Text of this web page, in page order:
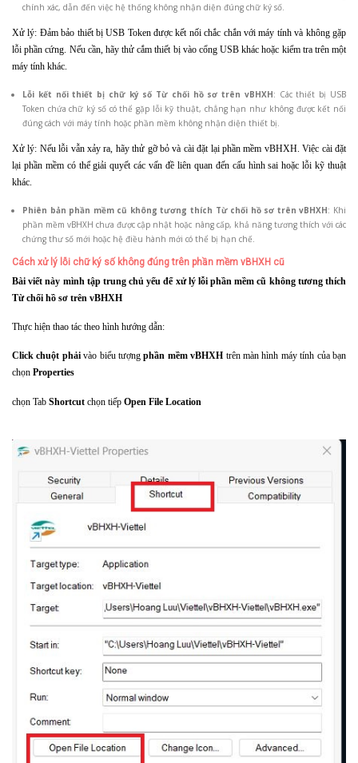
chính xác, dẫn đến việc hệ thống không nhận diện đúng chữ ký số.
Xử lý: Đảm bảo thiết bị USB Token được kết nối chắc chắn với máy tính và không gặp
lỗi phần cứng. Nếu cần, hãy thử cắm thiết bị vào cổng USB khác hoặc kiểm tra trên một
máy tính khác.
Lỗi kết nối thiết bị chữ ký số Từ chối hồ sơ trên vBHXH: Các thiết bị USB
Token chứa chữ ký số có thể gặp lỗi kỹ thuật, chẳng hạn như không được kết nối
đúng cách với máy tính hoặc phần mềm không nhận diện thiết bị.
Xử lý: Nếu lỗi vẫn xảy ra, hãy thử gỡ bỏ và cài đặt lại phần mềm vBHXH. Việc cài đặt
lại phần mềm có thể giải quyết các vấn đề liên quan đến cấu hình sai hoặc lỗi kỹ thuật
khác.
Phiên bản phần mềm cũ không tương thích Từ chối hồ sơ trên vBHXH: Khi
phần mềm vBHXH chưa được cập nhật hoặc nâng cấp, khả năng tương thích với các
chứng thư số mới hoặc hệ điều hành mới có thể bị hạn chế.
Cách xử lý lỗi chữ ký số không đúng trên phần mềm vBHXH cũ
Bài viết này mình tập trung chủ yếu để xử lý lỗi phần mềm cũ không tương thích
Từ chối hồ sơ trên vBHXH
Thực hiện thao tác theo hình hướng dẫn:
Click chuột phảivào biểu tượngphần mềm vBHXH trên màn hình máy tính của bạn
chọn Properties
chọn Tab Shortcut chọn tiếp Open File Location